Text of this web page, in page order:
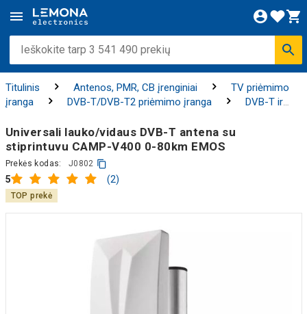
Titulinis Antenos, PMR, CB įrenginiai
TV priėmimo
įranga
DVB-T/DVB-T2 priėmimo įranga
DVB-T ir
Universali lauko/vidaus DVB-T antena su
stiprintuvu CAMP-V400 0-80km EMOS
5 (2)
Prekės kodas: J0802
TOP prekė